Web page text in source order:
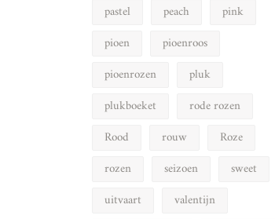
pastel
peach
pink
pioen
pioenroos
pioenrozen
pluk
plukboeket
rode rozen
Rood
rouw
Roze
rozen
seizoen
sweet
uitvaart
valentijn